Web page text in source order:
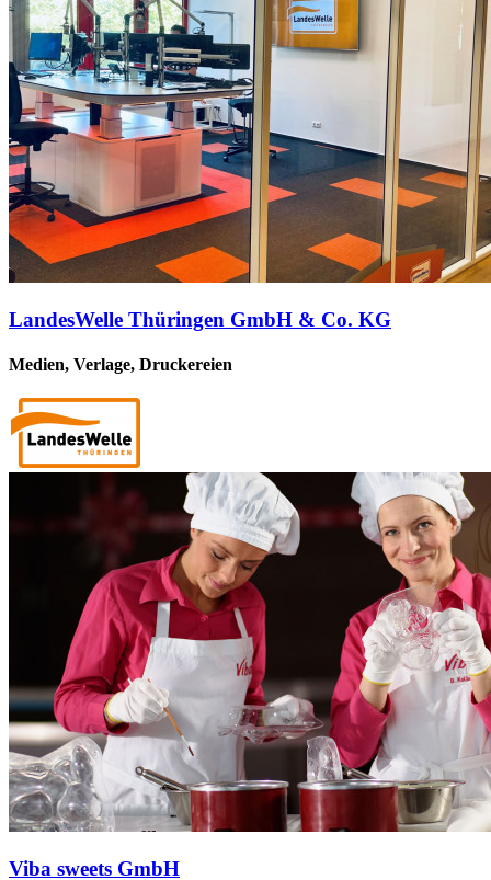
LandesWelle Thüringen GmbH & Co. KG
Medien, Verlage, Druckereien
Viba sweets GmbH